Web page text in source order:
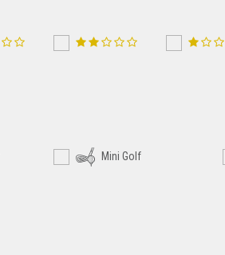
Mini Golf